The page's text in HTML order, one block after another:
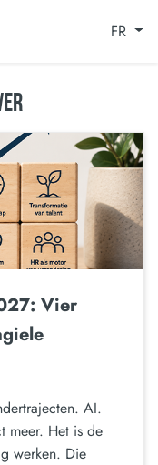
FR
Vier
AI.
meer. Het is de
werken. Die